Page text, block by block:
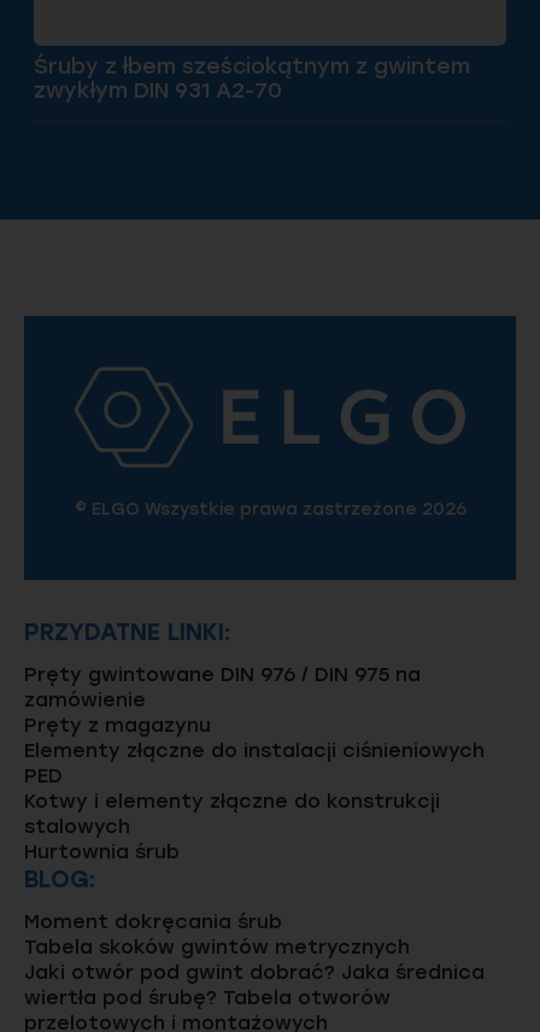
Śruby z łbem sześciokątnym z gwintem
zwykłym DIN 931 A2-70
© ELGO Wszystkie prawa zastrzeżone 2026
PRZYDATNE LINKI:
Pręty gwintowane DIN 976 / DIN 975 na
zamówienie
Pręty z magazynu
Elementy złączne do instalacji ciśnieniowych
PED
Kotwy i elementy złączne do konstrukcji
stalowych
Hurtownia śrub
BLOG:
Moment dokręcania śrub
Tabela skoków gwintów metrycznych
Jaki otwór pod gwint dobrać? Jaka średnica
wiertła pod śrubę? Tabela otworów
przelotowych i montażowych